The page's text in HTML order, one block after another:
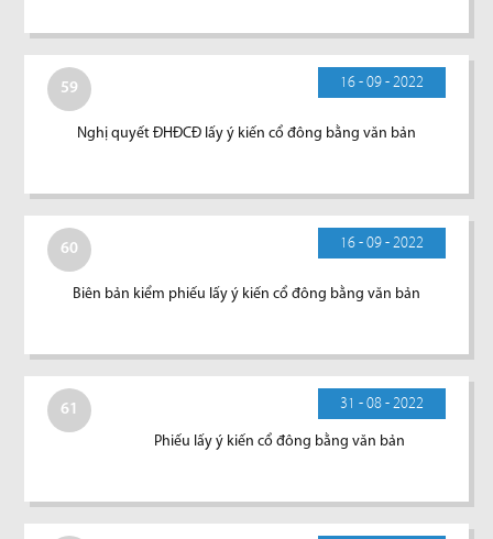
59 16 - 09 - 2022
Nghị quyết ĐHĐCĐ lấy ý kiến cổ đông bằng văn bản
60 16 - 09 - 2022
Biên bản kiểm phiếu lấy ý kiến cổ đông bằng văn bản
61 31 - 08 - 2022
Phiếu lấy ý kiến cổ đông bằng văn bản